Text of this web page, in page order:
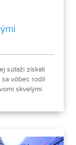
súťaži získali
sa vôbec rodil
skvelými